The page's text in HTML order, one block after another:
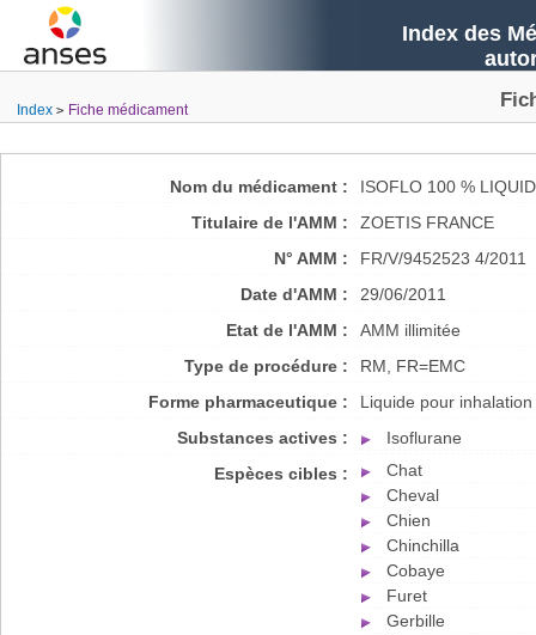
Index des
Index Fiche médicament
Nom du médicament :
ISOFLO 100 %
Titulaire de l'AMM :
ZOETIS FRANCE
N° AMM :
FR/V/9452523 4/2011
Date d'AMM :
29/06/2011
Etat de l'AMM :
AMM illimitée
Type de procédure :
RM, FR=EMC
Forme pharmaceutique :
Liquide pour
Substances actives :
Isoflurane
Espèces cibles :
Chat
Cheval
Chien
Chinchilla
Cobaye
Furet
Gerbille